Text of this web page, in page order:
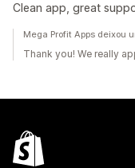
Clean app, great
Mega Profit Apps deixou
Thank you! We really